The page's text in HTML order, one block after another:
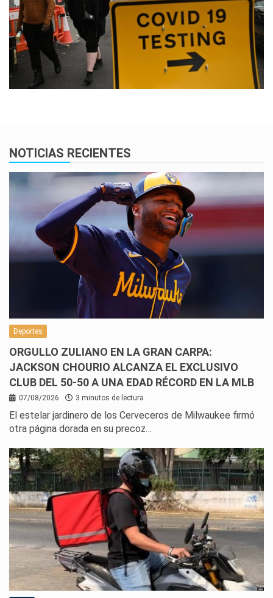
NOTICIAS RECIENTES
Deportes
ORGULLO ZULIANO EN LA GRAN CARPA:
JACKSON CHOURIO ALCANZA EL EXCLUSIVO
CLUB DEL 50-50 A UNA EDAD RÉCORD EN LA MLB
07/08/2026 3 minutos de lectura
El estelar jardinero de los Cerveceros de Milwaukee firmó
otra página dorada en su precoz…